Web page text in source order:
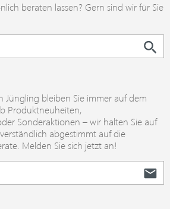
beraten lassen? Gern sind wir für Sie
Jüngling bleiben Sie immer auf dem
Produktneuheiten,
Sonderaktionen – wir halten Sie auf
abgestimmt auf die
Melden Sie sich jetzt an!